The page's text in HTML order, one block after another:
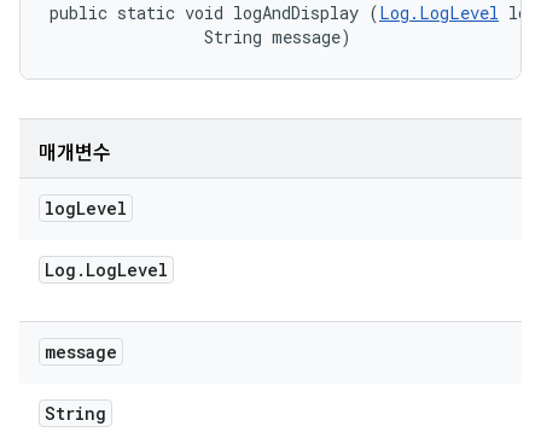
public static void logAndDisplay (Log.LogLevel
                String message)
매개변수
logLevel
Log . LogLevel
message
String